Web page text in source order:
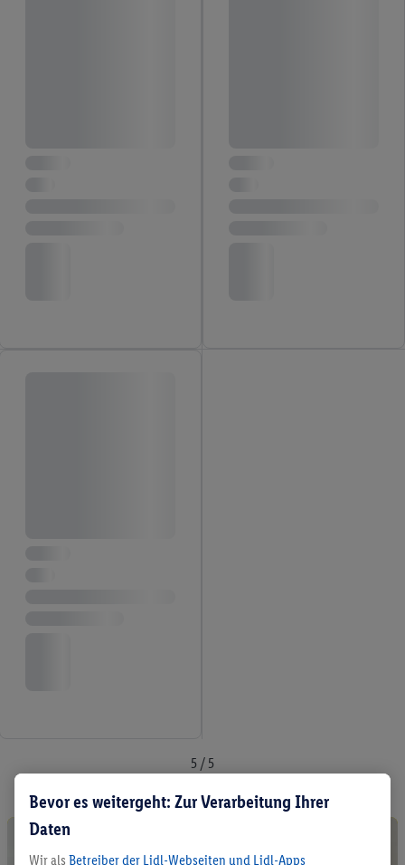
5 / 5
Bevor es weitergeht: Zur Verarbeitung Ihrer
Daten
Wir als Betreiber der Lidl-Webseiten und Lidl-Apps